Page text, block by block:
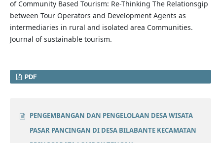
of Community Based Tourism: Re-Thinking The Relationsgip
between Tour Operators and Development Agents as
intermediaries in rural and isolated area Communities.
Journal of sustainable tourism.
PDF
PENGEMBANGAN DAN PENGELOLAAN DESA WISATA
PASAR PANCINGAN DI DESA BILABANTE KECAMATAN